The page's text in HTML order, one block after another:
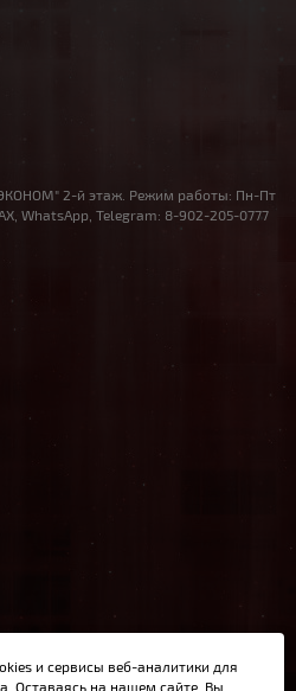
2-й этаж. Режим работы: Пн-Пт
WhatsApp, Telegram: 8-902-205-0777
публичной офертой,
и сервисы веб-аналитики для
Оставаясь на нашем сайте, Вы